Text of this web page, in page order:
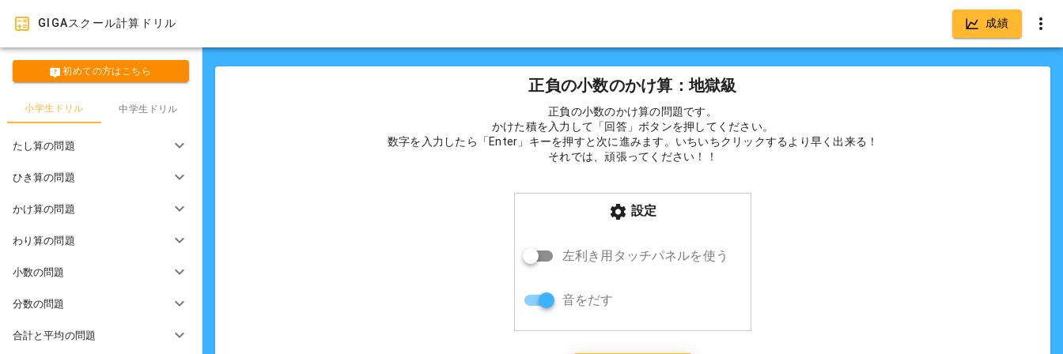
GIGAスクール計算ドリル 成績
初めての方はこちら
小学生ドリル 中学生ドリル
たし算の問題
ひき算の問題
かけ算の問題
わり算の問題
小数の問題
分数の問題
合計と平均の問題
正負の小数のかけ算：地獄級
正負の小数のかけ算の問題です。
かけた積を入力して「回答」ボタンを押してください。
数字を入力したら「Enter」キーを押すと次に進みます。いちいちクリックするより早く出来る！
それでは、頑張ってください！！
設定
左利き用タッチパネルを使う
音をだす